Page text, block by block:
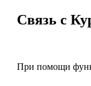
Связь с
При помощи